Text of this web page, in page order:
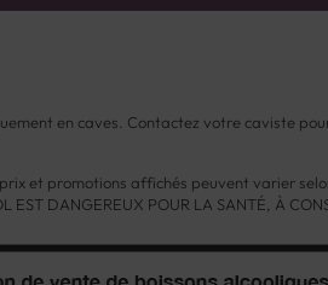
en caves. Contactez votre caviste
et promotions affichés peuvent varier
EST DANGEREUX POUR LA SANTÉ, À